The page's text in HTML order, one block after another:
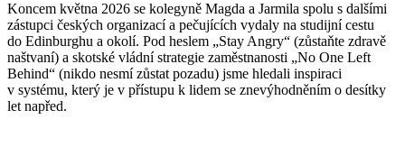
Koncem května 2026 se kolegyně Magda a Jarmila spolu s dalšími
zástupci českých organizací a pečujících vydaly na studijní cestu
do Edinburghu a okolí. Pod heslem „Stay Angry“ (zůstaňte zdravě
naštvaní) a skotské vládní strategie zaměstnanosti „No One Left
Behind“ (nikdo nesmí zůstat pozadu) jsme hledali inspiraci
v systému, který je v přístupu k lidem se znevýhodněním o desítky
let napřed.